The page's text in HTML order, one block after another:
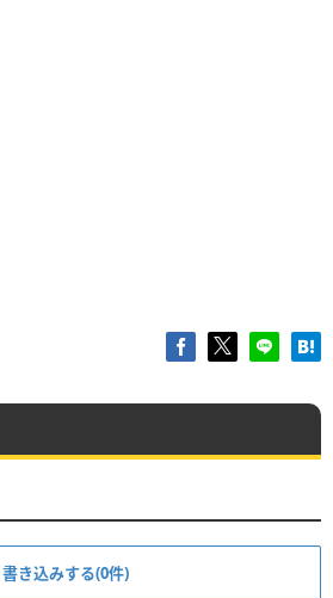
書き込みする(0件)